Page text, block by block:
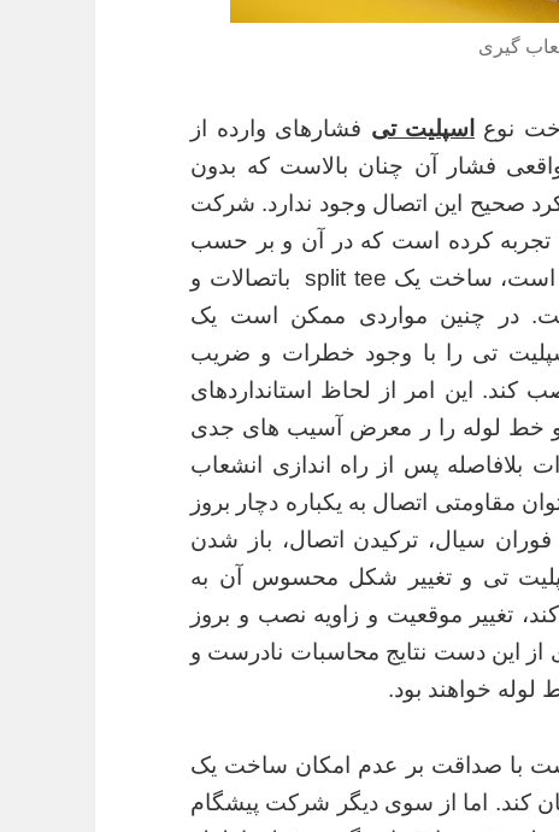
گیری
نوع اسپلیت تی فشارهای وارده از
فشار آن چنان بالاست که بدون
صحیح این اتصال وجود ندارد. شرکت
تجربه کرده است که در آن و بر حسب
داده های فنی که از کارفرما دریافت کرده است، ساخت یک split tee باتصالات و
در چنین مواردی ممکن است یک
تی را با وجود خطرات و ضریب
کند. این امر از لحاظ استانداردهای
و خط لوله را ر معرض آسیب های جدی
پس از راه اندازی انشعاب
مقاومتی اتصال به یکباره دچار بروز
سیال، ترکیدن اتصال، باز شدن
تی و تغییر شکل محسوس آن به
تغییر موقعیت و زاویه نصب و بروز
این دست نتایج محاسبات نادرست و
لوله خواهند بود.
با صداقت بر عدم امکان ساخت یک
کند. اما از سوی دیگر شرکت پیشگام